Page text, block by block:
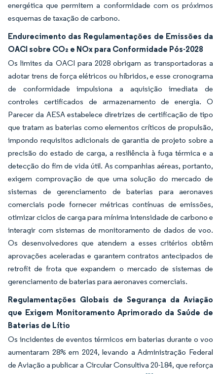
energética que permitem a conformidade com os próximos
esquemas de taxação de carbono.
Endurecimento das Regulamentações de Emissões da
OACI sobre CO₂ e NOx para Conformidade Pós-2028
Os limites da OACI para 2028 obrigam as transportadoras a
adotar trens de força elétricos ou híbridos, e esse cronograma
de conformidade impulsiona a aquisição imediata de
controles certificados de armazenamento de energia. O
Parecer da AESA estabelece diretrizes de certificação de tipo
que tratam as baterias como elementos críticos de propulsão,
impondo requisitos adicionais de garantia de projeto sobre a
precisão do estado de carga, a resiliência à fuga térmica e a
detecção do fim de vida útil. As companhias aéreas, portanto,
exigem comprovação de que uma solução do mercado de
sistemas de gerenciamento de baterias para aeronaves
comerciais pode fornecer métricas contínuas de emissões,
otimizar ciclos de carga para mínima intensidade de carbono e
interagir com sistemas de monitoramento de dados de voo.
Os desenvolvedores que atendem a esses critérios obtêm
aprovações aceleradas e garantem contratos antecipados de
retrofit de frota que expandem o mercado de sistemas de
gerenciamento de baterias para aeronaves comerciais.
Regulamentações Globais de Segurança da Aviação
que Exigem Monitoramento Aprimorado da Saúde de
Baterias de Lítio
Os incidentes de eventos térmicos em baterias durante o voo
aumentaram 28% em 2024, levando a Administração Federal
de Aviação a publicar a Circular Consultiva 20-184, que reforça